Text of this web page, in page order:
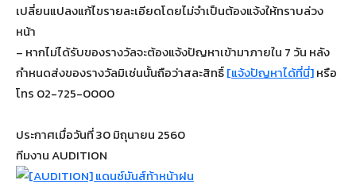
เปลี่ยนแปลงแก้ไขรายละเอียดโดยไม่จำเป็นต้องแจ้งให้ทราบล่วง
หน้า
– หากไม่ได้รับของรางวัลจะต้องแจ้งปัญหาเข้ามาภายใน 7 วัน หลัง
กำหนดส่งของรางวัลมิเช่นนั้นถือว่าสละสิทธิ์[แจ้งปัญหาได้ที่นี่]หรือ
โทร 02-725-0000
ประกาศเมื่อวันที่ 30 มิถุนายน 2560
ทีมงาน AUDITION